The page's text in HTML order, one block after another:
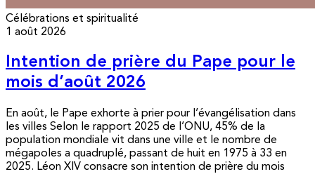
Célébrations et spiritualité
1 août 2026
Intention de prière du Pape pour le
mois d’août 2026
En août, le Pape exhorte à prier pour l’évangélisation dans
les villes Selon le rapport 2025 de l’ONU, 45% de la
population mondiale vit dans une ville et le nombre de
mégapoles a quadruplé, passant de huit en 1975 à 33 en
2025. Léon XIV consacre son intention de prière du mois